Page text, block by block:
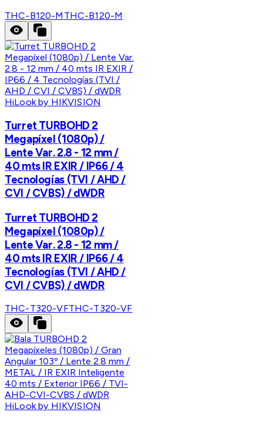
THC-B120-M THC-B120-M
HiLook by HIKVISION
Turret TURBOHD 2
Megapíxel (1080p) /
Lente Var. 2.8 - 12 mm /
40 mts IR EXIR / IP66 / 4
Tecnologías (TVI / AHD /
CVI / CVBS) / dWDR
Turret TURBOHD 2
Megapíxel (1080p) /
Lente Var. 2.8 - 12 mm /
40 mts IR EXIR / IP66 / 4
Tecnologías (TVI / AHD /
CVI / CVBS) / dWDR
THC-T320-VFTHC-T320-VF
HiLook by HIKVISION